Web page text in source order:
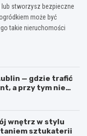
stworzysz bezpieczne
może być
takie nieruchomości
— gdzie trafić
a przy tym nie
wnętrz w stylu
sztukaterii